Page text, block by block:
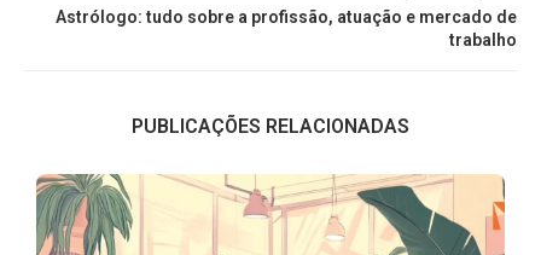
Astrólogo: tudo sobre a profissão, atuação e mercado de
trabalho
PUBLICAÇÕES RELACIONADAS